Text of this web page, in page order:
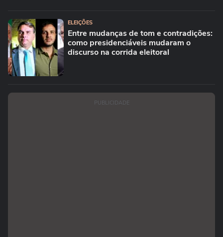
ELEIÇÕES
Entre mudanças de tom e contradições:
como presidenciáveis mudaram o
discurso na corrida eleitoral
PUBLICIDADE